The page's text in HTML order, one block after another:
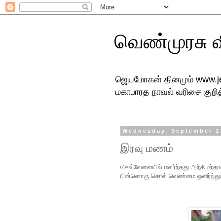
வெண்முரசு
ஜெயமோகன் தினமும்
மகாபாரத நாவல் வரிசை
Wednesday, September
இரவு மணம்
செவ்வேளையில் மலர்ந்தது
பின்னொரு சொல் வெண்மை ஒளிர்ந்தும்